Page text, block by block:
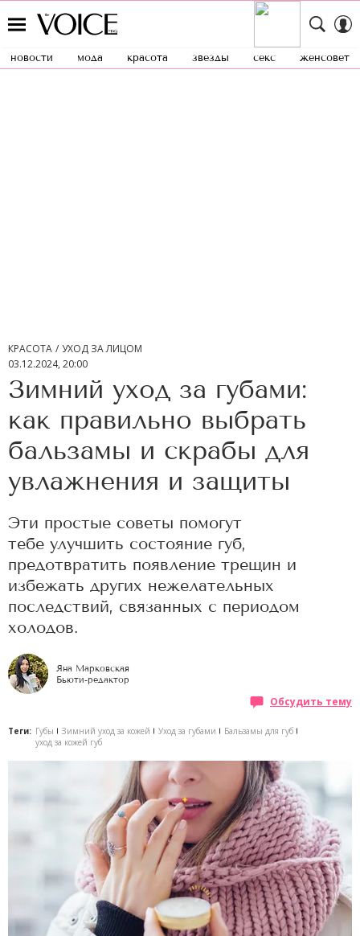
новости мода красота звезды секс женсовет
КРАСОТА
УХОД ЗА ЛИЦОМ
03.12.2024, 20:00
Зимний уход за губами:
как правильно выбрать
бальзамы и скрабы для
увлажнения и защиты
Эти простые советы помогут
тебе улучшить состояние губ,
предотвратить появление трещин и
избежать других нежелательных
последствий, связанных с периодом
холодов.
Яна Марковская
Бьюти-редактор
Обсудить тему
Теги: Губы Зимний уход за кожей Уход за губами
Бальзамы для губ
уход за кожей губ